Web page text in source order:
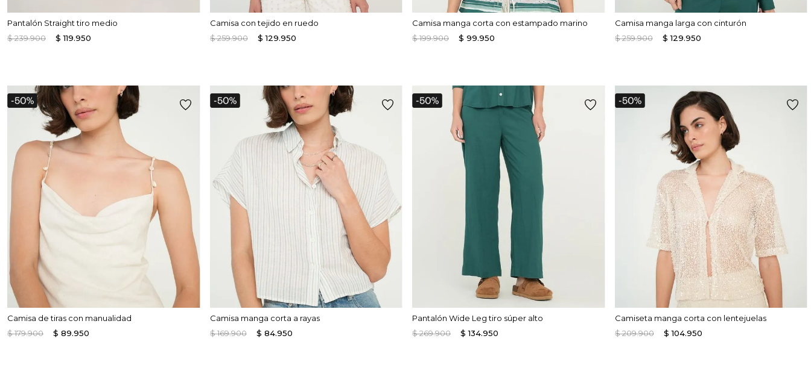
Pantalón Straight tiro medio
$239.900 $ 119.950
Camisa con tejido en ruedo
$259.900 $ 129.950
Camisa manga corta con estampado marino
$199.900 $ 99.950
Camisa manga larga con cinturón
$259.900 $ 129.950
Camisa de tiras con manualidad
$179.900 $ 89.950
Camisa manga corta a rayas
$169.900 $ 84.950
Pantalón Wide Leg tiro súper alto
$269.900 $ 134.950
Camiseta manga corta con lentejuelas
$209.900 $ 104.950